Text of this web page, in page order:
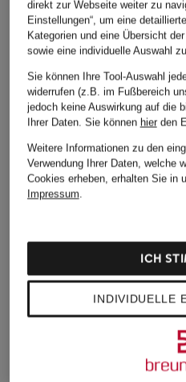
direkt zur Webseite weiter zu
Einstellungen“, um eine
Kategorien und eine Übersicht
sowie eine individuelle Auswahl
Sie können Ihre Tool-Auswahl
widerrufen (z.B. im Fußbereich
jedoch keine Auswirkung auf die
Ihrer Daten. Sie können hierden
Weitere Informationen zu den
Verwendung Ihrer Daten, welche
Cookies erheben, erhalten Sie in
Impressum.
INDIVIDUELLE
ICH